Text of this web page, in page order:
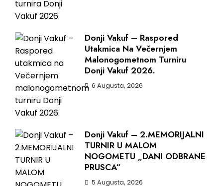
Donji Vakuf – Raspored
Utakmica Na Večernjem
Malonogometnom Turniru
Donji Vakuf 2026.
6 Augusta, 2026
Donji Vakuf – 2.MEMORIJALNI
TURNIR U MALOM
NOGOMETU „DANI ODBRANE
PRUSCA“
5 Augusta, 2026